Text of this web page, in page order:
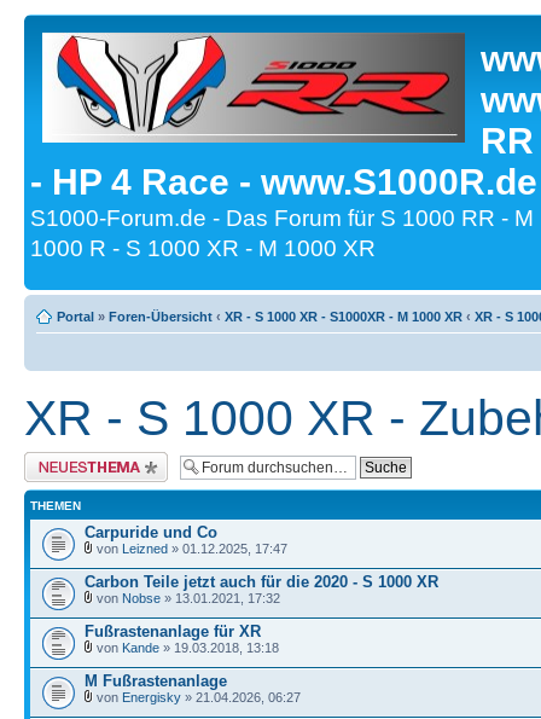
- HP 4 Race -
S1000-Forum.de - Das Forum für S 1000 RR -
1000 R - S 1000 XR - M 1000 XR
Portal » Foren-Übersicht ‹ XR - S 1000 XR - S1000XR - M 1000 XR ‹ XR - S
XR - S 1000 XR -
Neues Thema erstellen
THEMEN
Carpuride und Co
von Leizned » 01.12.2025, 17:47
Carbon Teile jetzt auch für die 2020 - S 1000 XR
von Nobse » 13.01.2021, 17:32
Fußrastenanlage für XR
von Kande » 19.03.2018, 13:18
M Fußrastenanlage
von Energisky » 21.04.2026, 06:27